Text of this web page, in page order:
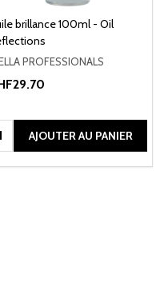
brillance 100ml - Oil
PROFESSIONALS
AJOUTER AU PANIER